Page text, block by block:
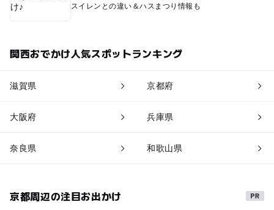
スイレンとの違い＆ハスまつり情報も
関西おでかけ人気スポットランキング
滋賀県 京都府
大阪府 兵庫県
奈良県 和歌山県
京都周辺の注目お出かけ